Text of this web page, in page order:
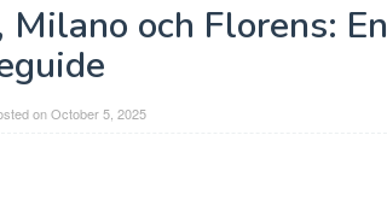
och Florens: En
onOctober 5, 2025